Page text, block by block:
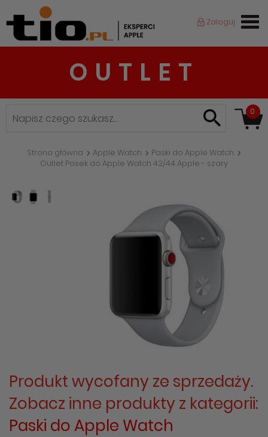
OUTLET
Zaloguj
0
Strona główna Apple Watch
Paski do Apple Watch
Outlet Pasek do Apple Watch 42/44 Apple - szary
Produkt wycofany ze sprzedaży.
Zobacz inne produkty z kategorii:
Paski do Apple Watch